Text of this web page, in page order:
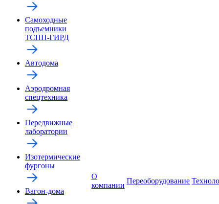
Самоходные
подъемники
ТСПП-ГИРД
Автодома
Аэродромная
спецтехника
Передвижные
лаборатории
Изотермические
фургоны
Вагон-дома
О
компании
Переоборудование